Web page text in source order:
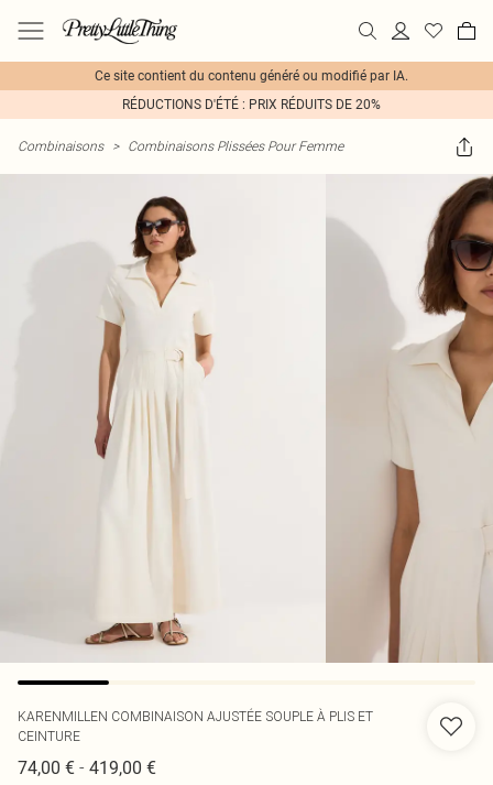
Ce site contient du contenu généré ou modifié par IA.
RÉDUCTIONS D'ÉTÉ : PRIX RÉDUITS DE 20%
Combinaisons > Combinaisons Plissées Pour Femme
KARENMILLEN COMBINAISON AJUSTÉE SOUPLE À PLIS ET
CEINTURE
74,00 € - 419,00 €